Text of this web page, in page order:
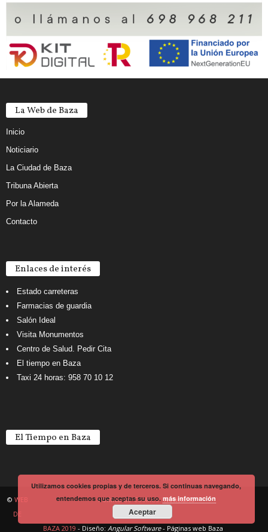
La Web de Baza
Inicio
Noticiario
La Ciudad de Baza
Tribuna Abierta
Por la Alameda
Contacto
Enlaces de interés
Estado carreteras
Farmacias de guardia
Salón Ideal
Visita Monumentos
Centro de Salud. Pedir Cita
El tiempo en Baza
Taxi 24 horas: 958 70 10 12
El Tiempo en Baza
Política de Cookies Noticiario
© WEB
DE
BAZA 2019 - Diseño: Angular Software- Páginas web Baza
Utilizamos cookies propias y de terceros. Si continuas navegando,
entendemos que aceptas su uso.más información
Aceptar